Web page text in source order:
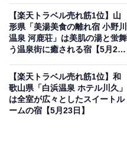
この宿泊施設のおすすめ
有馬温泉にある「有馬 瑞
【楽天トラベル売れ筋1位】山
形県「美湯美食の離れ宿 小野川
温泉 河鹿荘」は美肌の湯と蛍舞
う温泉街に癒される宿【5月23
【楽天トラベル売れ筋1位】和
歌山県「白浜温泉 ホテル川久」
は全室が広々としたスイートル
ームの宿【5月23日】